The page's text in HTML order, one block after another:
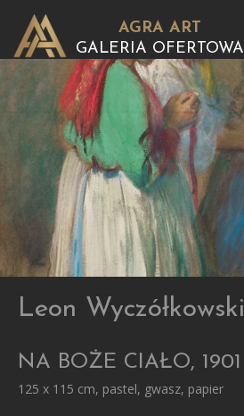
AGRA ART
GALERIA OFERTOWA
Leon Wyczółkowski
NA BOŻE CIAŁO, 1901
125 x 115 cm, pastel, gwasz, papier